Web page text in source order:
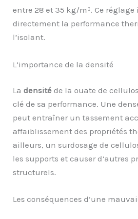
entre 28 et 35 kg/m³. Ce
directement la performance
l’isolant.
L’importance de la densité
Ladensité de la ouate de
clé de sa performance. Une
peut entraîner un tassement
affaiblissement des propriétés
ailleurs, un surdosage de
les supports et causer d’autres
structurels.
Les conséquences d’une